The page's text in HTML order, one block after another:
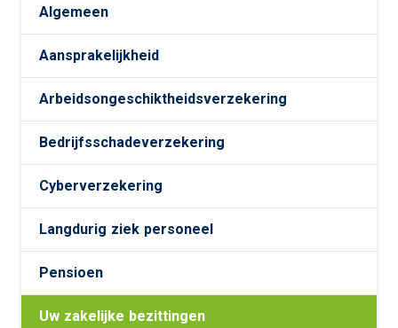
Algemeen
Aansprakelijkheid
Arbeidsongeschiktheidsverzekering
Bedrijfsschadeverzekering
Cyberverzekering
Langdurig ziek personeel
Pensioen
Uw zakelijke bezittingen